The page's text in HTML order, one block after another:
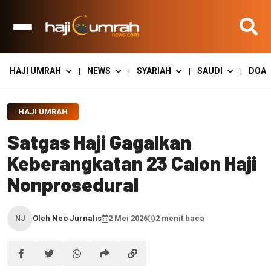
HAJI UMRAH | NEWS | SYARIAH | SAUDI | DOA
HAJI UMRAH
Satgas Haji Gagalkan
Keberangkatan 23 Calon Haji
Nonprosedural
NJ Oleh Neo Jurnalis 2 Mei 2026 2 menit baca